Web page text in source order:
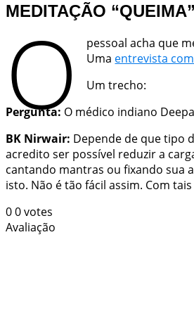
MEDITAÇÃO
O pessoal acha que
Uma entrevista
Um trecho:
Pergunta: O médico indiano
BK Nirwair: Depende de que tipo
acredito ser possível reduzir a
cantando mantras ou fixando sua
isto. Não é tão fácil assim. Com
00votes
Avaliação